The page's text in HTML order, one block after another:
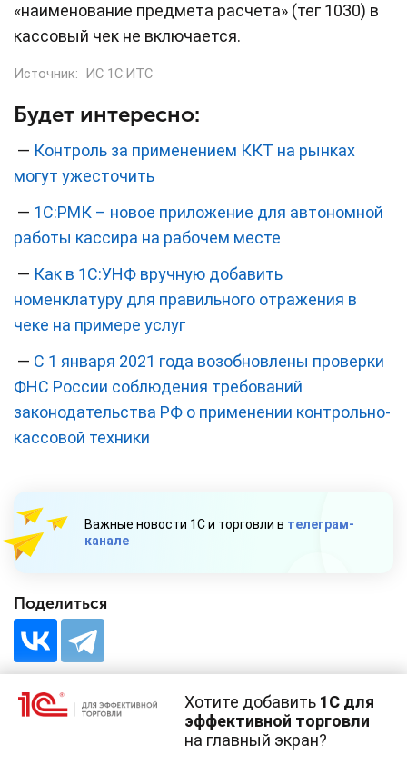
«наименование предмета расчета» (тег 1030) в
кассовый чек не включается.
Источник: ИС 1С:ИТС
Будет интересно:
— Контроль за применением ККТ на рынках
могут ужесточить
— 1С:РМК – новое приложение для автономной
работы кассира на рабочем месте
— Как в 1С:УНФ вручную добавить
номенклатуру для правильного отражения в
чеке на примере услуг
— С 1 января 2021 года возобновлены проверки
ФНС России соблюдения требований
законодательства РФ о применении контрольно-
кассовой техники
Важные новости 1С и торговли в телеграм-
канале
Поделиться
cookie-файлы (файлы с данными о прошлых
Хотите добавить 1С для
эффективной торговли
на главный экран?